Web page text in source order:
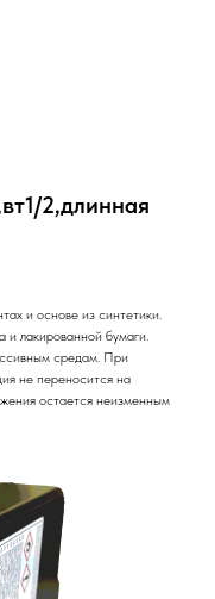
2,длинная
и основе из синтетики.
и лакированной бумаги.
средам. При
не переносится на
остается неизменным